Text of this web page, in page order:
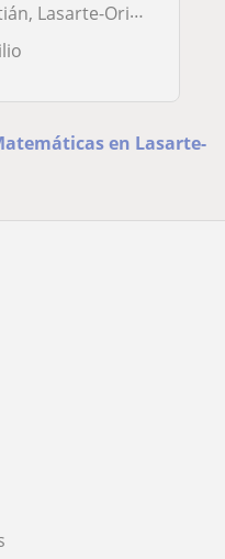
Oria, Usurbil
en Lasarte-